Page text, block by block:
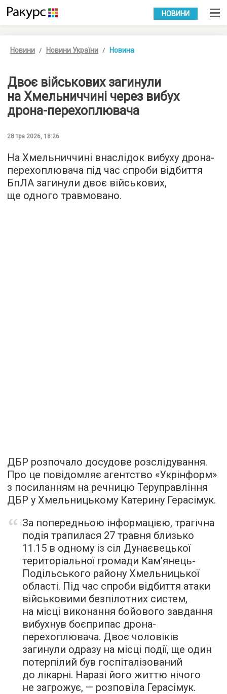
УКР РУС
НОВИНИ
Новини Новини України Новина
Двоє військових загинули
на Хмельниччині через вибух
дрона-перехоплювача
28 тра 2026, 18:26
На Хмельниччині внаслідок вибуху дрона-
перехоплювача під час спроби відбиття
БпЛА загинули двоє військових,
ще одного травмовано.
ДБР розпочало досудове розслідування.
Про це повідомляє агентство «Укрінформ»
з посиланням на речницю Теруправління
ДБР у Хмельницькому Катерину Герасімук.
За попередньою інформацією, трагічна
подія трапилася 27 травня близько
11.15 в одному із сіл Дунаєвецької
територіальної громади Кам’янець-
Подільського району Хмельницької
області. Під час спроби відбиття атаки
військовими безпілотних систем,
на місці виконання бойового завдання
вибухнув боєприпас дрона-
перехоплювача. Двоє чоловіків
загинули одразу на місці події, ще один
потерпілий був госпіталізований
до лікарні. Наразі його життю нічого
не загрожує, — розповіла Герасімук.